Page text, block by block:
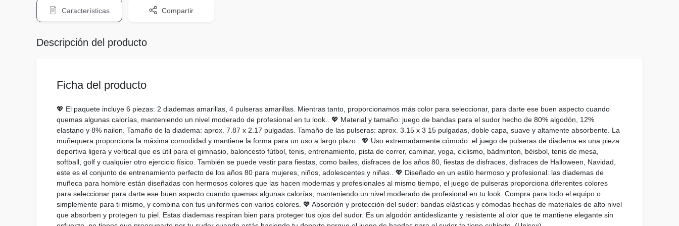
Características Compartir
Descripción del producto
Ficha del producto
💖 El paquete incluye 6 piezas: 2 diademas amarillas, 4 pulseras amarillas. Mientras tanto, proporcionamos más color para seleccionar, para darte ese buen aspecto cuando
quemas algunas calorías, manteniendo un nivel moderado de profesional en tu look.. 💖 Material y tamaño: juego de bandas para el sudor hecho de 80% algodón, 12%
elastano y 8% nailon. Tamaño de la diadema: aprox. 7.87 x 2.17 pulgadas. Tamaño de las pulseras: aprox. 3.15 x 3 15 pulgadas, doble capa, suave y altamente absorbente. La
muñequera proporciona la máxima comodidad y mantiene la forma para un uso a largo plazo.. 💖 Uso extremadamente cómodo: el juego de pulseras de diadema es una pieza
deportiva ligera y vertical que es útil para el gimnasio, baloncesto fútbol, tenis, entrenamiento, pista de correr, caminar, yoga, ciclismo, bádminton, béisbol, tenis de mesa,
softball, golf y cualquier otro ejercicio físico. También se puede vestir para fiestas, como bailes, disfraces de los años 80, fiestas de disfraces, disfraces de Halloween, Navidad,
este es el conjunto de entrenamiento perfecto de los años 80 para mujeres, niños, adolescentes y niñas.. 💖 Diseñado en un estilo hermoso y profesional: las diademas de
muñeca para hombre están diseñadas con hermosos colores que las hacen modernas y profesionales al mismo tiempo, el juego de pulseras proporciona diferentes colores
para seleccionar para darte ese buen aspecto cuando quemas algunas calorías, manteniendo un nivel moderado de profesional en tu look. Compra para todo el equipo o
simplemente para ti mismo, y combina con tus uniformes con varios colores. 💖 Absorción y protección del sudor: bandas elásticas y cómodas hechas de materiales de alto nivel
que absorben y protegen tu piel. Estas diademas respiran bien para proteger tus ojos del sudor. Es un algodón antideslizante y resistente al olor que te mantiene elegante sin